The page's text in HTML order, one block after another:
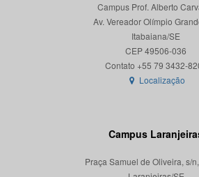
Campus Prof. Alberto
Av. Vereador Olímpio
Itabaiana/SE
CEP 49506-036
Localização
Campus
Praça Samuel de Oliveira, s/